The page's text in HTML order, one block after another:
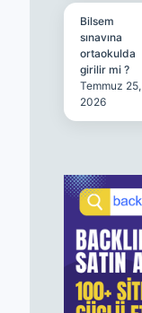
Bilsem
sınavına
ortaokulda
girilir mi ?
Temmuz 25,
2026